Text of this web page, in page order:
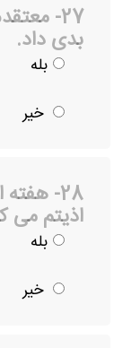
27-
بدی داد.
بله
خیر
28-
اذیتم می
بله
خیر